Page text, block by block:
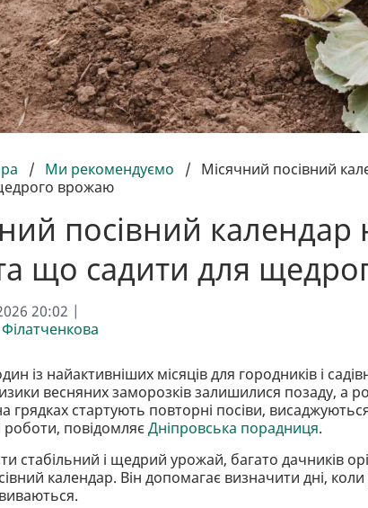
/ Ми рекомендуємо / Місячний посівний
врожаю
посівний календар
що садити для
20:02 |
із найактивніших місяців для городників і
весняних заморозків залишилися позаду, а
грядках стартують повторні посіви,
роботи, повідомляєДніпровська порадниця.
стабільний і щедрий урожай, багато дачників
календар. Він допомагає визначити дні,